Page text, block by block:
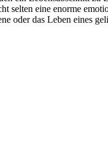
selten eine enorme
oder das Leben eines